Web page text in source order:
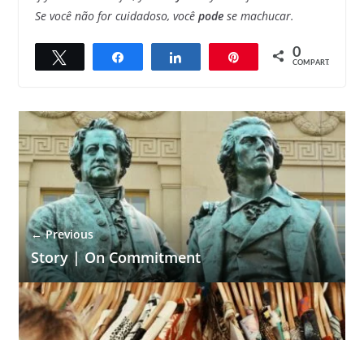
Se você não for cuidadoso, você podese machucar.
Compartilhar Compartilhar 0
COMPART.
← Previous
Story | On Commitment